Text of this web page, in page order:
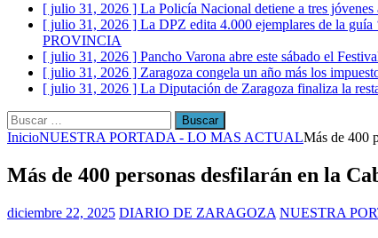
[ julio 31, 2026 ] La Policía Nacional detiene a tres
[ julio 31, 2026 ] La DPZ edita 4.000 ejemplares de la guía
PROVINCIA
[ julio 31, 2026 ] Pancho Varona abre este sábado el
[ julio 31, 2026 ] Zaragoza congela un año más los
[ julio 31, 2026 ] La Diputación de Zaragoza finaliza la
Buscar:
InicioNUESTRA PORTADA - LO MAS ACTUALMás de 400
Más de 400 personas desfilarán en la
diciembre 22, 2025 DIARIO DE ZARAGOZA NUESTRA